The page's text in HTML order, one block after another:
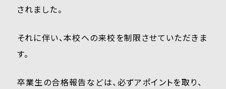
されました。
それに伴い、本校への来校を制限させていただきま
す。
卒業生の合格報告などは、必ずアポイントを取り、